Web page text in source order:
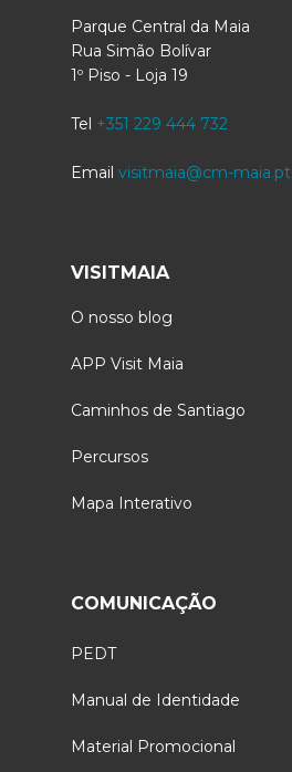
Parque Central da Maia
Rua Simão Bolívar
1º Piso - Loja 19
Tel +351 229 444 732
Email visitmaia@cm-maia.pt
VISITMAIA
O nosso blog
APP Visit Maia
Caminhos de Santiago
Percursos
Mapa Interativo
COMUNICAÇÃO
PEDT
Manual de Identidade
Material Promocional